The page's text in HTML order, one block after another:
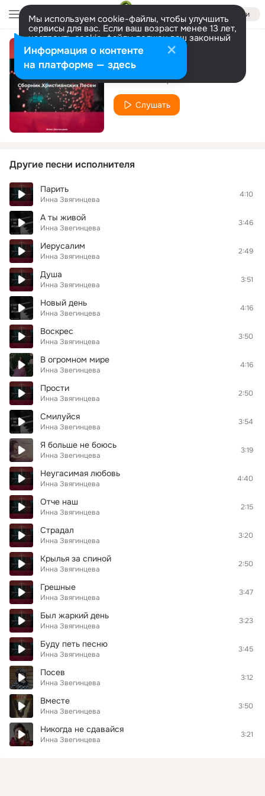
Войти
Мы используем cookie-файлы, чтобы улучшить
сервисы для вас. Если ваш возраст менее 13 лет,
настроить cookie-файлы должен ваш законный
представитель. Больше информации
Разрешить все Настроить
Научи любить
Инна Звягинцева
Слушать
Другие песни исполнителя
Парить
Инна Звягинцева
4:10
А ты живой
Инна Звегинцева
3:46
Иерусалим
Инна Звягинцева
2:49
Душа
Инна Звягинцева
3:51
Новый день
Инна Звегинцева
4:16
Воскрес
Инна Звягинцева
3:50
В огромном мире
Инна Звегинцева
4:16
Прости
Инна Звягинцева
2:50
Смилуйся
Инна Звегинцева
3:54
Я больше не боюсь
Инна Звегинцева
3:19
Неугасимая любовь
Инна Звягинцева
4:40
Отче наш
Инна Звягинцева
2:15
Страдал
Инна Звягинцева
3:20
Крылья за спиной
Инна Звягинцева
2:50
Грешные
Инна Звягинцева
3:47
Был жаркий день
Инна Звягинцева
3:23
Буду петь песню
Инна Звягинцева
3:45
Посев
Инна Звегинцева
3:12
Вместе
Инна Звегинцева
3:50
Никогда не сдавайся
Инна Звегинцева
3:21
Информация о контенте
на платформе — здесь